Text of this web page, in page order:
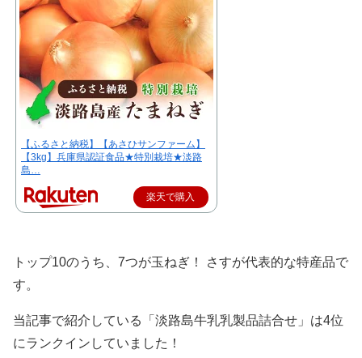
【ふるさと納税】【あさひサンファーム】
【3kg】兵庫県認証食品★特別栽培★淡路
島…
楽天で購入
トップ10のうち、7つが玉ねぎ！ さすが代表的な特産品で
す。
当記事で紹介している「淡路島牛乳乳製品詰合せ」は4位
にランクインしていました！